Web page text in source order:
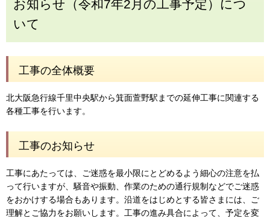
お知らせ（令和7年2月の工事予定）につ
いて
工事の全体概要
北大阪急行線千里中央駅から箕面萱野駅までの延伸工事に関連する
各種工事を行います。
工事のお知らせ
工事にあたっては、ご迷惑を最小限にとどめるよう細心の注意を払
って行いますが、騒音や振動、作業のための通行規制などでご迷惑
をおかけする場合もあります。沿道をはじめとする皆さまには、ご
理解とご協力をお願いします。工事の進み具合によって、予定を変